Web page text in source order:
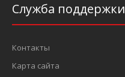
Служба поддержки
Контакты
Карта сайта